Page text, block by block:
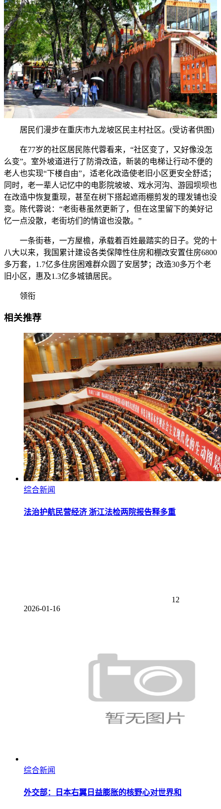
居民们漫步在重庆市九龙坡区民主村社区。(受访者供图)
在77岁的社区居民陈代蓉看来，“社区变了，又好像没怎
么变”。室外坡道进行了防滑改造，新装的电梯让行动不便的
老人也实现“下楼自由”，适老化改造使老旧小区更安全舒适；
同时，老一辈人记忆中的电影院坡坡、戏水河沟、游园坝坝也
在改造中恢复重现，甚至在树下搭起遮雨棚剪发的理发铺也没
变。陈代蓉说：“老街巷虽然更新了，但在这里留下的美好记
忆一点没散，老街坊们的情谊也没散。”
一条街巷，一方屋檐，承载着百姓最踏实的日子。党的十
八大以来，我国累计建设各类保障性住房和棚改安置住房6800
多万套，1.7亿多住房困难群众圆了安居梦；改造30多万个老
旧小区，惠及1.3亿多城镇居民。
领衔
相关推荐
综合新闻
法治护航民营经济 浙江法检两院报告释多重
12
2026-01-16
综合新闻
外交部：日本右翼日益膨胀的核野心对世界和